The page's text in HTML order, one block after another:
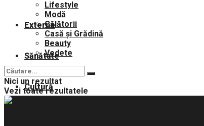
Externe
Sănătate
Cultură
Lifestyle
Modă
Călătorii
Casă și Grădină
Beauty
Vedete
Nici un rezultat
Vezi toate rezultatele